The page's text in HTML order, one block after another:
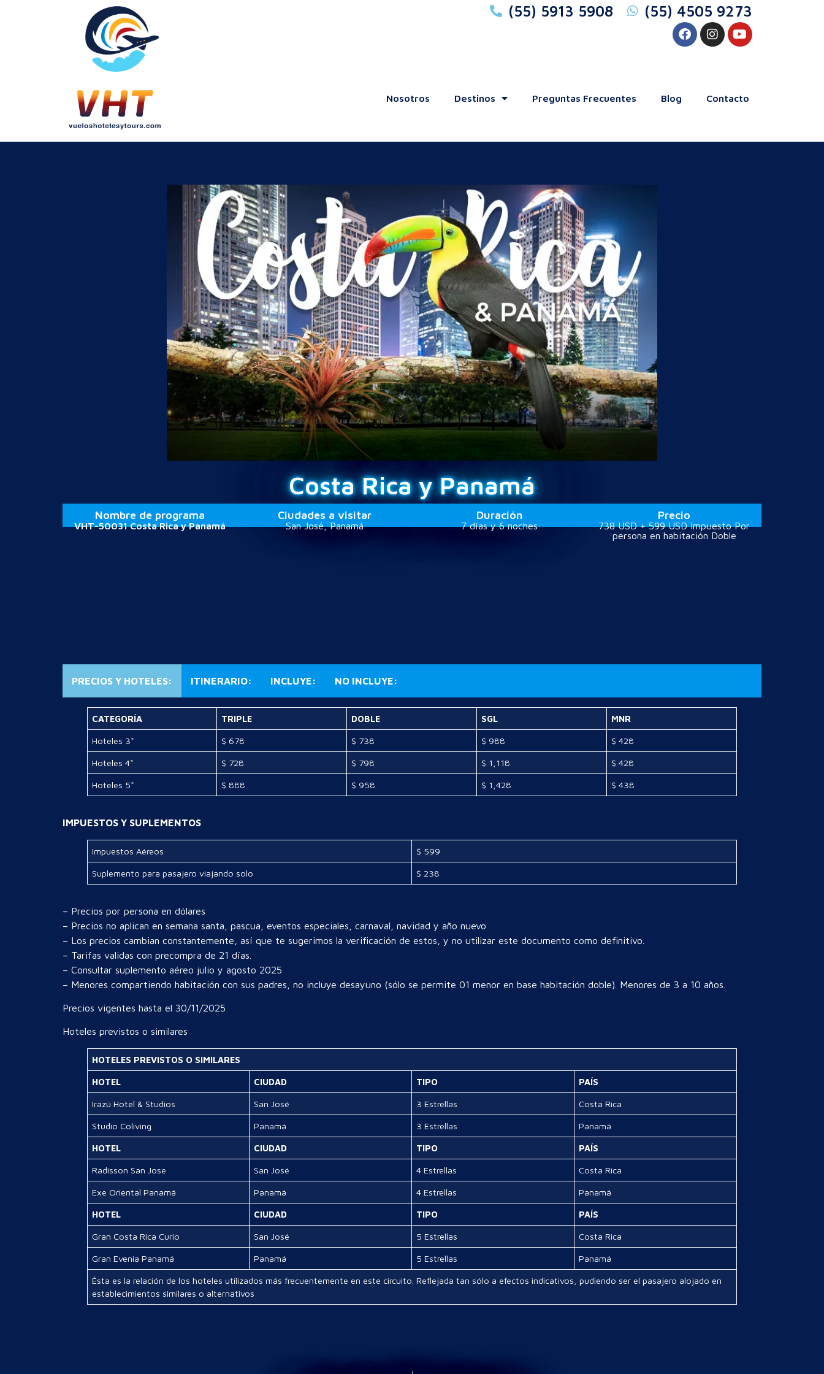
(55) 5913 5908 (55) 4505 9273
Nosotros Destinos Preguntas Frecuentes Blog Contacto
Costa Rica y Panamá
Nombre de programa Ciudades a visitar Duración Precio
VHT-50031 Costa Rica y Panamá San José, Panamá 7 días y 6 noches
738 USD + 599 USD Impuesto Por
persona en habitación Doble
PRECIOS Y HOTELES: ITINERARIO: INCLUYE: NO INCLUYE:
CATEGORÍA TRIPLE DOBLE SGL MNR
Hoteles 3* $ 678 $ 738 $ 988 $ 428
Hoteles 4* $ 728 $ 798 $ 1,118 $ 428
Hoteles 5* $ 888 $ 958 $ 1,428 $ 438
IMPUESTOS Y SUPLEMENTOS
Impuestos Aéreos $ 599
Suplemento para pasajero viajando solo $ 238
– Precios por persona en dólares
– Precios no aplican en semana santa, pascua, eventos especiales, carnaval, navidad y año nuevo
– Los precios cambian constantemente, así que te sugerimos la verificación de estos, y no utilizar este documento como definitivo.
– Tarifas validas con precompra de 21 días.
– Consultar suplemento aéreo julio y agosto 2025
– Menores compartiendo habitación con sus padres, no incluye desayuno (sólo se permite 01 menor en base habitación doble). Menores de 3 a 10 años.
Precios vigentes hasta el 30/11/2025
Hoteles previstos o similares
HOTELES PREVISTOS O SIMILARES
HOTEL CIUDAD TIPO PAÍS
Irazú Hotel & Studios San José 3 Estrellas Costa Rica
Studio Coliving Panamá 3 Estrellas Panamá
HOTEL CIUDAD TIPO PAÍS
Radisson San Jose San José 4 Estrellas Costa Rica
Exe Oriental Panamá Panamá 4 Estrellas Panamá
HOTEL CIUDAD TIPO PAÍS
Gran Costa Rica Curio San José 5 Estrellas Costa Rica
Gran Evenia Panamá Panamá 5 Estrellas Panamá
Ésta es la relación de los hoteles utilizados más frecuentemente en este circuito. Reflejada tan sólo a efectos indicativos, pudiendo ser el pasajero alojado en
establecimientos similares o alternativos